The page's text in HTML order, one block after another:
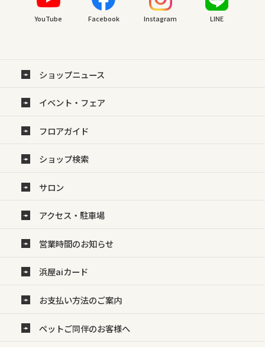
YouTube Facebook Instagram LINE
ショップニュース
イベント・フェア
フロアガイド
ショップ検索
サロン
アクセス・駐車場
営業時間のお知らせ
浜屋aiカード
お支払い方法のご案内
ペットご同伴のお客様へ